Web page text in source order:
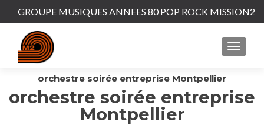
GROUPE MUSIQUES ANNEES 80 POP ROCK MISSION2
orchestre soirée entreprise Montpellier
orchestre soirée entreprise
Montpellier